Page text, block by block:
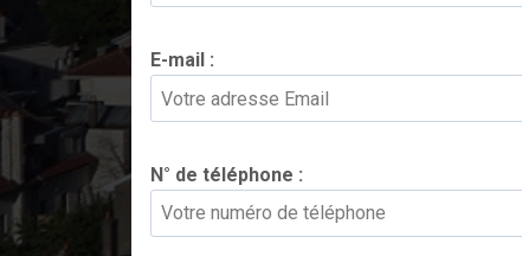
E-mail :
N° de téléphone :